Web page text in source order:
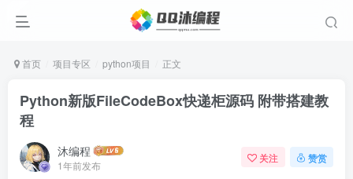
首页 项目专区 python项目 正文
Python新版FileCodeBox快递柜源码 附带搭建教
程
沐编程
1年前发布
关注 赞赏